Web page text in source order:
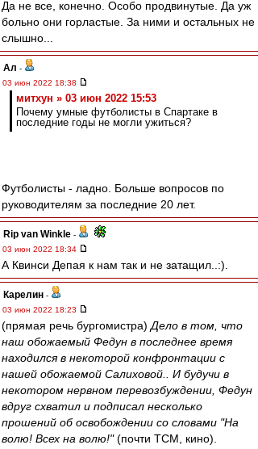
Да не все, конечно. Особо продвинутые. Да уж
больно они горластые. За ними и остальных не
слышно...
Ал -
03 июн 2022 18:38
митхун » 03 июн 2022 15:53
Почему умные футболисты в Спартаке в
последние годы не могли ужиться?
Футболисты - ладно. Больше вопросов по
руководителям за последние 20 лет.
Rip van Winkle -
03 июн 2022 18:34
А Квинси Депая к нам так и не затащил..:).
Карелин -
03 июн 2022 18:23
(прямая речь бургомистра) Дело в том, что
наш обожаемый Федун в последнее время
находился в некоторой конфронтации с
нашей обожаемой Салиховой.. И будучи в
некотором нервном перевозбуждении, Федун
вдруг схватил и подписал несколько
прошений об освобождении со словами "На
волю! Всех на волю!"(почти ТСМ, кино).